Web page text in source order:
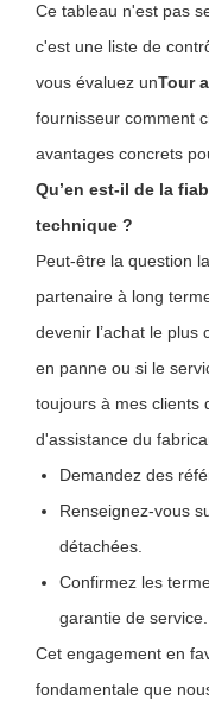
Ce tableau n'est pas
c'est une liste de
vous évaluez unTour
fournisseur comment
avantages concrets
Qu’en est-il de la
technique ?
Peut-être la question
partenaire à long
devenir l’achat le plus
en panne ou si le
toujours à mes clients
d'assistance du
Demandez des
Renseignez-vous
détachées.
Confirmez les
garantie de service.
Cet engagement en
fondamentale que